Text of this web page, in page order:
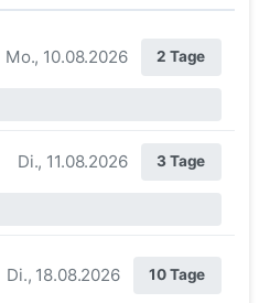
Mo., 10.08.2026 2 Tage
Di., 11.08.2026 3 Tage
Di., 18.08.2026 10 Tage